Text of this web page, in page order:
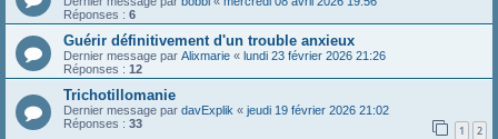
Réponses : 6
Guérir définitivement d'un trouble anxieux
Dernier message par Alixmarie « lundi 23 février 2026 21:26
Réponses : 12
Trichotillomanie
Dernier message par davExplik « jeudi 19 février 2026 21:02
Réponses : 33 1 2